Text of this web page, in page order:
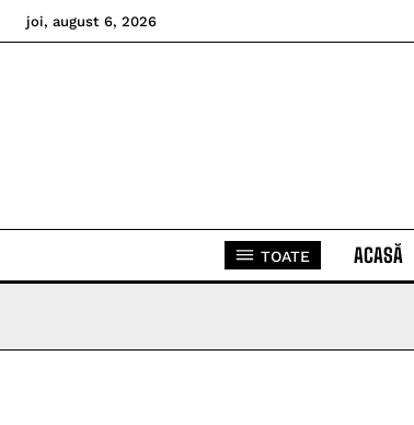
joi, august 6, 2026
TOATE ACASĂ